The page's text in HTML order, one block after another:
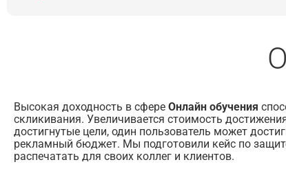
Высокая доходность в сфере Онлайн обучения
скликивания. Увеличивается стоимость
достигнутые цели, один пользователь может
рекламный бюджет. Мы подготовили кейс по
распечатать для своих коллег и клиентов.